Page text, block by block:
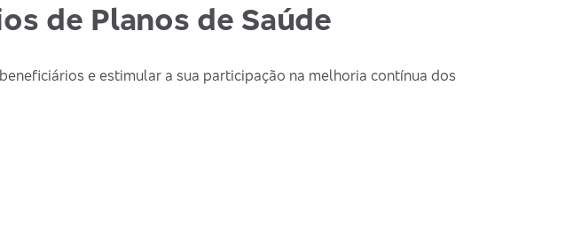
de Planos de Saúde
e estimular a sua participação na melhoria contínua dos